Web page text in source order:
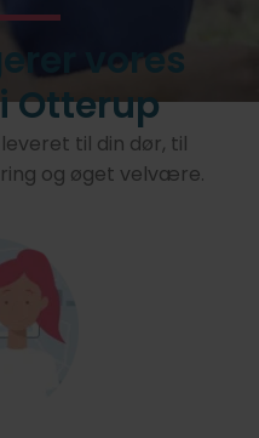
vores
Otterup
til din dør, til
og øget velvære.